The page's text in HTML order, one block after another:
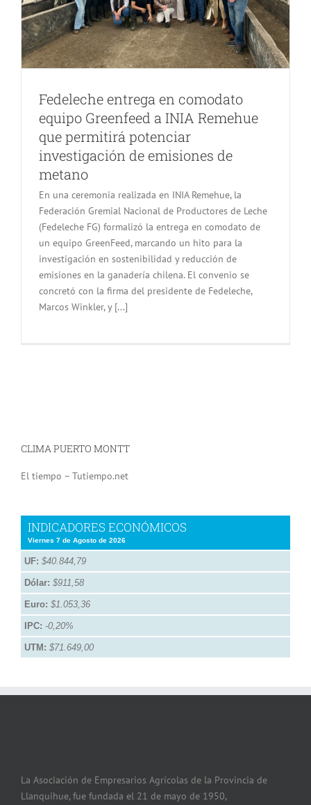
Fedeleche entrega en comodato
equipo Greenfeed a INIA Remehue
que permitirá potenciar
investigación de emisiones de
metano
En una ceremonia realizada en INIA Remehue, la
Federación Gremial Nacional de Productores de Leche
(Fedeleche FG) formalizó la entrega en comodato de
un equipo GreenFeed, marcando un hito para la
investigación en sostenibilidad y reducción de
emisiones en la ganadería chilena. El convenio se
concretó con la firma del presidente de Fedeleche,
Marcos Winkler, y [...]
CLIMA PUERTO MONTT
El tiempo – Tutiempo.net
INDICADORES ECONÓMICOS
Viernes 7 de Agosto de 2026
UF: $40.844,79
Dólar: $911,58
Euro: $1.053,36
IPC: -0,20%
UTM: $71.649,00
La Asociación de Empresarios Agrícolas de la Provincia de
Llanquihue, fue fundada el 21 de mayo de 1950,